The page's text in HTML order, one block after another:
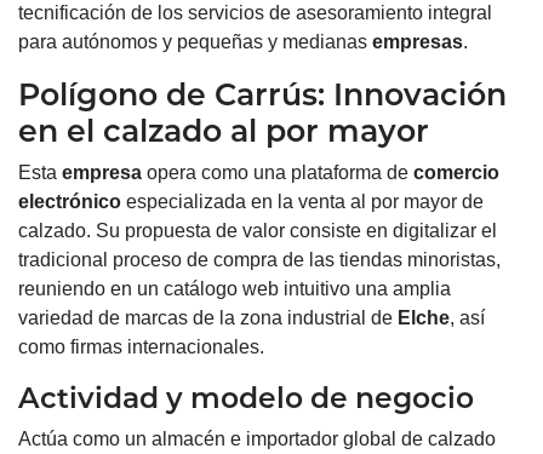
tecnificación de los servicios de asesoramiento integral
para autónomos y pequeñas y medianas empresas.
Polígono de Carrús: Innovación
en el calzado al por mayor
Esta empresa opera como una plataforma de comercio
electrónico especializada en la venta al por mayor de
calzado. Su propuesta de valor consiste en digitalizar el
tradicional proceso de compra de las tiendas minoristas,
reuniendo en un catálogo web intuitivo una amplia
variedad de marcas de la zona industrial de Elche, así
como firmas internacionales.
Actividad y modelo de negocio
Actúa como un almacén e importador global de calzado